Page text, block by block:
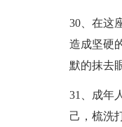
30、在这
造成坚硬
默的抹去
31、成年
己，梳洗